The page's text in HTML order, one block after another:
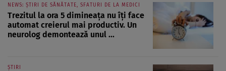
NEWS: ȘTIRI DE SĂNĂTATE, SFATURI DE LA MEDICI
Trezitul la ora 5 dimineața nu îți face
automat creierul mai productiv. Un
neurolog demontează unul ...
ȘTIRI